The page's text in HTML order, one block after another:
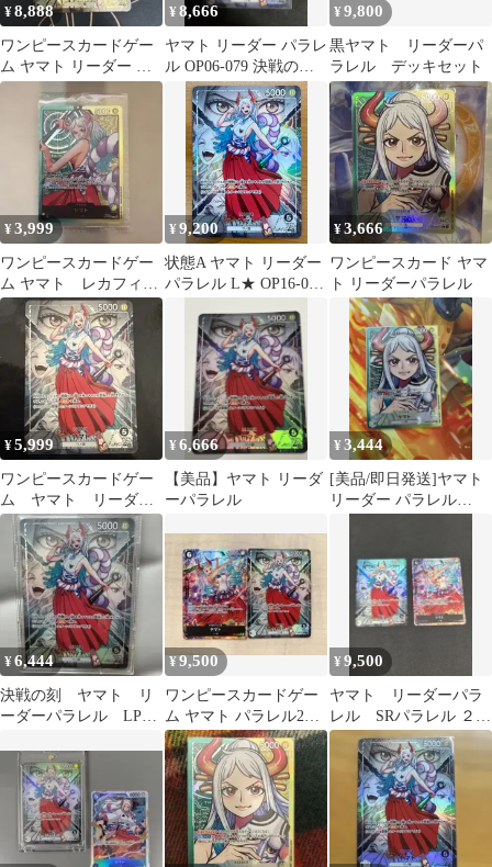
¥8,888
ワンピースカードゲー
ム ヤマト リーダー パ
ラレル
¥8,666
ヤマト リーダー パラレ
ル OP06-079 決戦の
刻 ワンピースカード
¥9,800
黒ヤマト リーダーパ
ラレル デッキセット
¥3,999
ワンピースカードゲー
ム ヤマト レカフィ
グ 新品未開封
¥9,200
状態A ヤマト リーダー
パラレル L★ OP16-079
ONEPIECE
¥3,666
ワンピースカード ヤマ
ト リーダーパラレル
¥5,999
ワンピースカードゲー
ム ヤマト リーダー
パラレル
¥6,666
【美品】ヤマト リーダ
ーパラレル
¥3,444
[美品/即日発送]ヤマト
リーダー パラレル
¥6,444
決戦の刻 ヤマト リ
ーダーパラレル LP
¥9,500
ワンピースカードゲー
ム ヤマト パラレル2枚
セット リーダー
¥9,500
ヤマト リーダーパラ
レル SRパラレル ２枚
セット